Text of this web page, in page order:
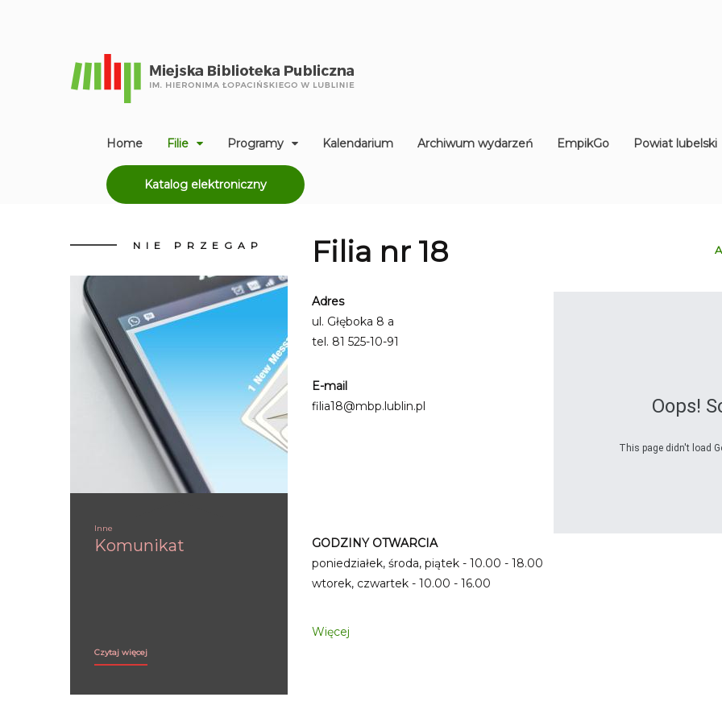
Home Filie Programy Kalendarium Archiwum wydarzeń EmpikGo Powiat lubelski
Katalog elektroniczny
Filia nr 18
Adres
ul. Głęboka 8 a
tel. 81 525-10-91
E-mail
filia18@mbp.lublin.pl
Oops!
This page didn't load
GODZINY OTWARCIA
poniedziałek, środa, piątek - 10.00 - 18.00
wtorek, czwartek - 10.00 - 16.00
Więcej
NIE PRZEGAP
Inne
Komunikat
Komunikat:
Czytaj więcej